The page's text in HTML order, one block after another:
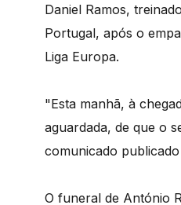
Daniel Ramos,
Portugal, após o
Liga Europa.
"Esta manhã, à
aguardada, de que o
comunicado
O funeral de António